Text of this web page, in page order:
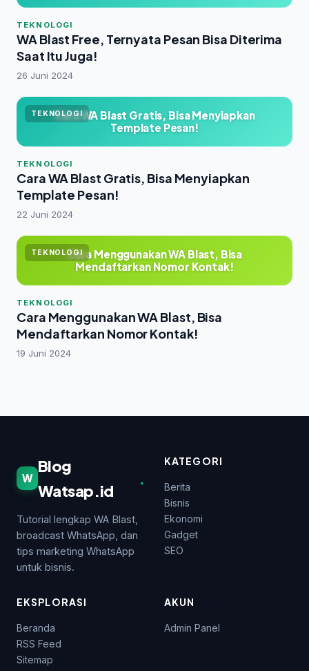
TEKNOLOGI
WA Blast Free, Ternyata Pesan Bisa Diterima
Saat Itu Juga!
26 Juni 2024
TEKNOLOGI
Cara WA Blast Gratis, Bisa Menyiapkan
Template Pesan!
TEKNOLOGI
Cara WA Blast Gratis, Bisa Menyiapkan
Template Pesan!
22 Juni 2024
TEKNOLOGICara Menggunakan WA Blast, Bisa
Mendaftarkan Nomor Kontak!
TEKNOLOGI
Cara Menggunakan WA Blast, Bisa
Mendaftarkan Nomor Kontak!
19 Juni 2024
W
Blog
Watsap.id
.
Tutorial lengkap WA Blast,
broadcast WhatsApp, dan
tips marketing WhatsApp
untuk bisnis.
KATEGORI
Berita
Bisnis
Ekonomi
Gadget
SEO
EKSPLORASI
Beranda
RSS Feed
Sitemap
AKUN
Admin Panel